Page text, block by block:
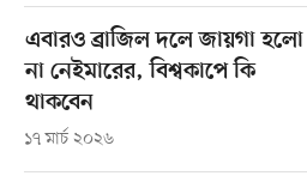
এবারও ব্রাজিল দলে জায়গা হলো
না নেইমারের, বিশ্বকাপে কি
থাকবেন
১৭ মার্চ ২০২৬